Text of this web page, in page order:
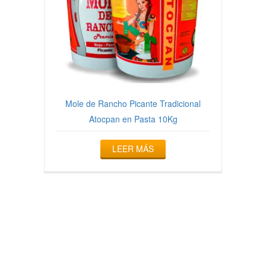
Mole de Rancho Picante Tradicional
Atocpan en Pasta 10Kg
LEER MÁS